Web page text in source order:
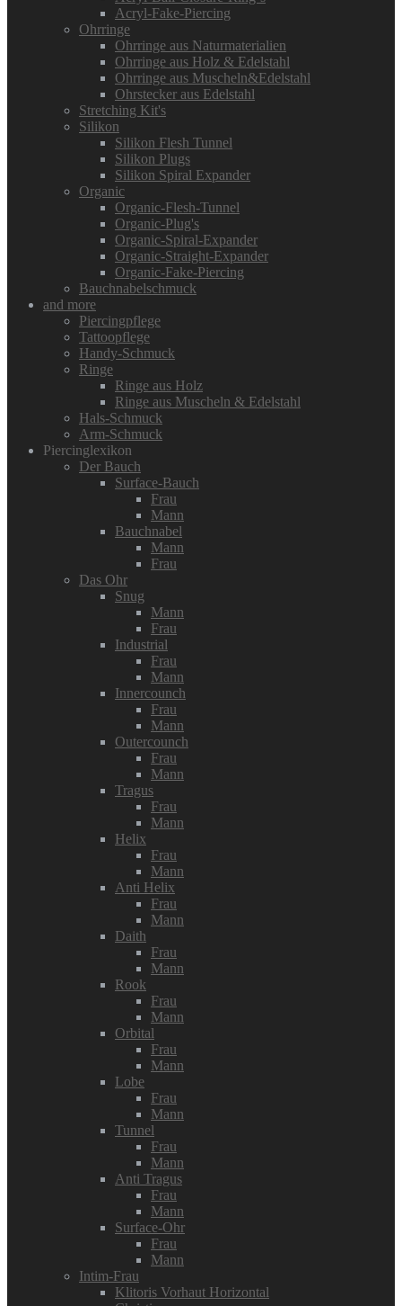
Acryl-Fake-Piercing
Ohrringe
Ohrringe aus Naturmaterialien
Ohrringe aus Holz & Edelstahl
Ohrringe aus Muscheln&Edelstahl
Ohrstecker aus Edelstahl
Stretching Kit's
Silikon
Silikon Flesh Tunnel
Silikon Plugs
Silikon Spiral Expander
Organic
Organic-Flesh-Tunnel
Organic-Plug's
Organic-Spiral-Expander
Organic-Straight-Expander
Organic-Fake-Piercing
Bauchnabelschmuck
and more
Piercingpflege
Tattoopflege
Handy-Schmuck
Ringe
Ringe aus Holz
Ringe aus Muscheln & Edelstahl
Hals-Schmuck
Arm-Schmuck
Piercinglexikon
Der Bauch
Surface-Bauch
Frau
Mann
Bauchnabel
Mann
Frau
Das Ohr
Snug
Mann
Frau
Industrial
Frau
Mann
Innercounch
Frau
Mann
Outercounch
Frau
Mann
Tragus
Frau
Mann
Helix
Frau
Mann
Anti Helix
Frau
Mann
Daith
Frau
Mann
Rook
Frau
Mann
Orbital
Frau
Mann
Lobe
Frau
Mann
Tunnel
Frau
Mann
Anti Tragus
Frau
Mann
Surface-Ohr
Frau
Mann
Intim-Frau
Klitoris Vorhaut Horizontal